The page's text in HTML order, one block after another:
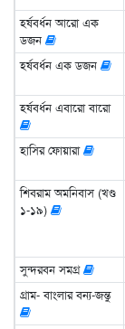
হর্ষবর্ধন আরো এক
ডজন
হর্ষবর্ধন এক ডজন
হর্ষবর্ধন এবারো বারো
হাসির ফোয়ারা
শিবরাম অমনিবাস (খণ্ড
১-১৯)
সুন্দরবন সমগ্র
গ্রাম- বাংলার বন্য-জন্তু